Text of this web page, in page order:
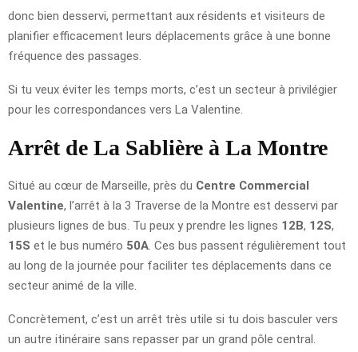
donc bien desservi, permettant aux résidents et visiteurs de
planifier efficacement leurs déplacements grâce à une bonne
fréquence des passages.
Si tu veux éviter les temps morts, c’est un secteur à privilégier
pour les correspondances vers La Valentine.
Arrêt de La Sablière à La Montre
Situé au cœur de Marseille, près du Centre Commercial
Valentine, l’arrêt à la 3 Traverse de la Montre est desservi par
plusieurs lignes de bus. Tu peux y prendre les lignes 12B, 12S,
15S et le bus numéro 50A . Ces bus passent régulièrement tout
au long de la journée pour faciliter tes déplacements dans ce
secteur animé de la ville.
Concrètement, c’est un arrêt très utile si tu dois basculer vers
un autre itinéraire sans repasser par un grand pôle central.